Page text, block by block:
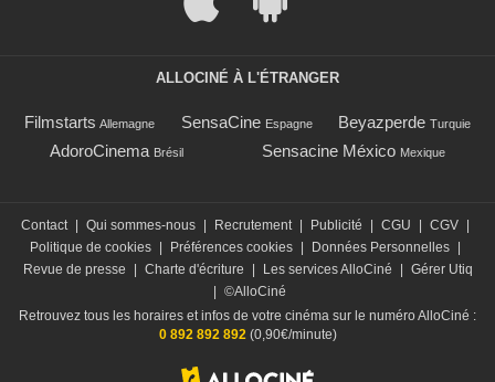
ALLOCINÉ À L'ÉTRANGER
Filmstarts Allemagne SensaCine Espagne Beyazperde Turquie
AdoroCinema Brésil Sensacine México Mexique
Contact Qui sommes-nous Recrutement Publicité CGU CGV
Politique de cookies
Préférences cookies Données Personnelles
Revue de presse
Charte d'écriture Les services AlloCiné
Gérer Utiq
©AlloCiné
Retrouvez tous les horaires et infos de votre cinéma sur le numéro AlloCiné :
0 892 892 892(0,90€/minute)